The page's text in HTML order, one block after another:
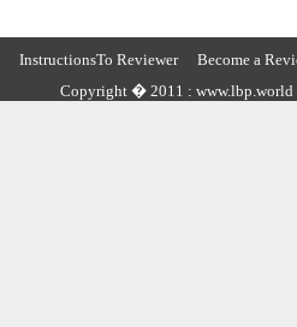
InstructionsTo Reviewer
Become a
Copyright � 2011 : www.lbp.world